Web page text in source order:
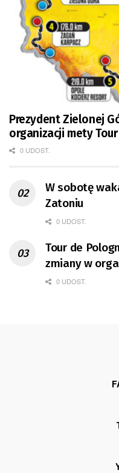
Prezydent Zielonej
organizacji mety
0 UDOST.
W sobotę
Zatoniu
0 UDOST.
Tour de
zmiany w
0 UDOST.